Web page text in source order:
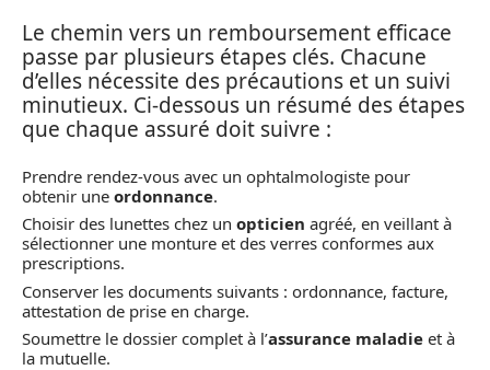
Le chemin vers un remboursement efficace
passe par plusieurs étapes clés. Chacune
d’elles nécessite des précautions et un suivi
minutieux. Ci-dessous un résumé des étapes
que chaque assuré doit suivre :
Prendre rendez-vous avec un ophtalmologiste pour
obtenir une ordonnance.
Choisir des lunettes chez un opticien agréé, en veillant à
sélectionner une monture et des verres conformes aux
prescriptions.
Conserver les documents suivants : ordonnance, facture,
attestation de prise en charge.
Soumettre le dossier complet à l’assurance maladie et à
la mutuelle.